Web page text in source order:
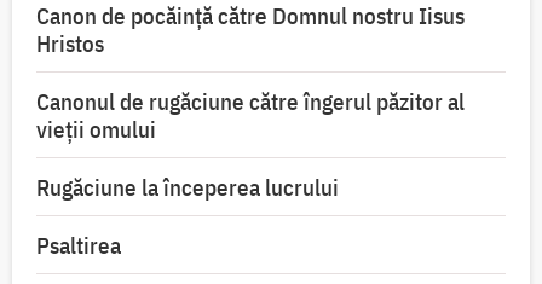
Canon de pocăință către Domnul nostru Iisus
Hristos
Canonul de rugăciune către îngerul păzitor al
vieții omului
Rugăciune la începerea lucrului
Psaltirea